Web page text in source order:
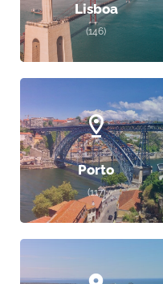
Lisboa
(146)
Porto
(117)